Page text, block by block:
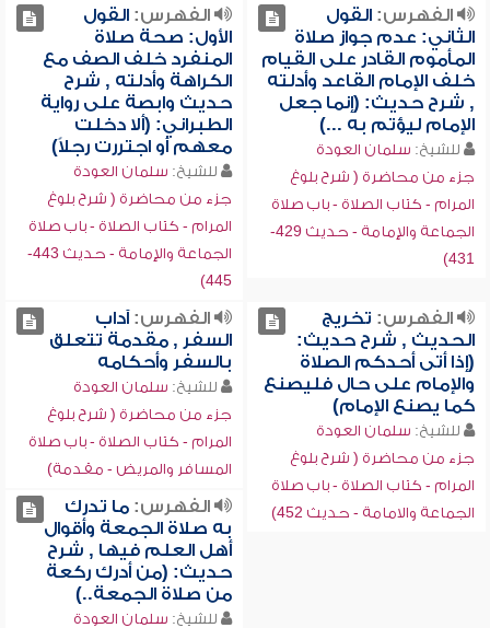
الفهرس:القول
الثاني: عدم جواز صلاة
المأموم القادر على القيام
خلف الإمام القاعد وأدلته
, شرح حديث: (إنما جعل
الإمام ليؤتم به ...)
للشيخ: سلمان العودة
جزء من محاضرة ( شرح بلوغ
المرام - كتاب الصلاة - باب صلاة
الجماعة والإمامة - حديث 429-
431)
الفهرس:القول
الأول: صحة صلاة
المنفرد خلف الصف مع
الكراهة وأدلته , شرح
حديث وابصة على رواية
الطبراني: (ألا دخلت
معهم أو اجتررت رجلاً)
للشيخ: سلمان العودة
جزء من محاضرة ( شرح بلوغ
المرام - كتاب الصلاة - باب صلاة
الجماعة والإمامة - حديث 443-
445)
الفهرس: تخريج
الحديث , شرح حديث:
(إذا أتى أحدكم الصلاة
والإمام على حال فليصنع
كما يصنع الإمام)
للشيخ: سلمان العودة
جزء من محاضرة ( شرح بلوغ
المرام - كتاب الصلاة - باب صلاة
الجماعة والامامة - حديث 452)
الفهرس:آداب
السفر , مقدمة تتعلق
بالسفر وأحكامه
للشيخ: سلمان العودة
جزء من محاضرة ( شرح بلوغ
المرام - كتاب الصلاة - باب صلاة
المسافر والمريض - مقدمة)
الفهرس:ما تدرك
به صلاة الجمعة وأقوال
أهل العلم فيها , شرح
حديث: (من أدرك ركعة
من صلاة الجمعة..)
للشيخ: سلمان العودة